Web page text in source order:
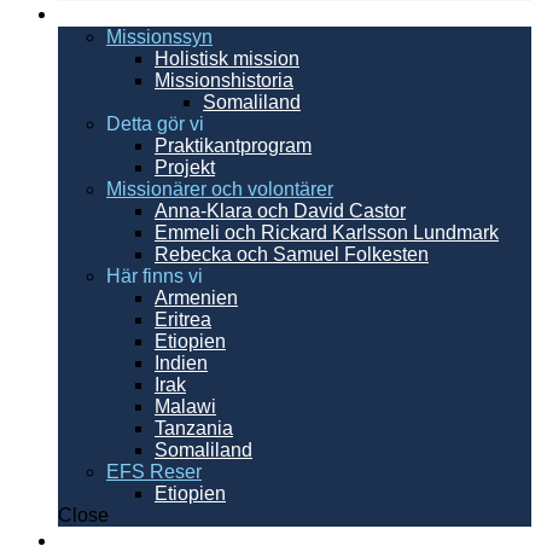
Missionssyn
Holistisk mission
Missionshistoria
Somaliland
Detta gör vi
Praktikantprogram
Projekt
Missionärer och volontärer
Anna-Klara och David Castor
Emmeli och Rickard Karlsson Lundmark
Rebecka och Samuel Folkesten
Här finns vi
Armenien
Eritrea
Etiopien
Indien
Irak
Malawi
Tanzania
Somaliland
EFS Reser
Etiopien
Close